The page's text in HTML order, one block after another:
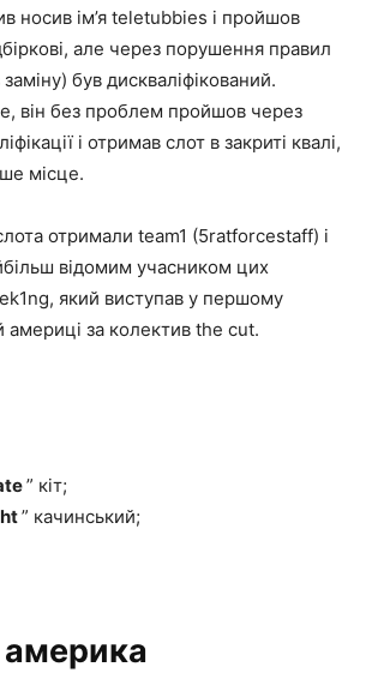
носив ім’я teletubbies і пройшов
але через порушення правил
був дискваліфікований.
він без проблем пройшов через
і отримав слот в закриті квалі,
місце.
отримали team1 (5ratforcestaff) і
відомим учасником цих
який виступав у першому
америці за колектив the cut.
” кіт;
” качинський;
америка